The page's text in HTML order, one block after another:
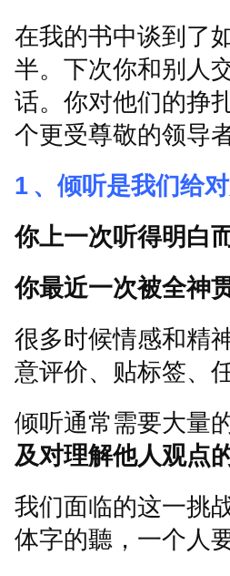
在我的书中谈到了
半。下次你和别人
话。你对他们的挣
个更受尊敬的领导
1 、倾听是我们给
你上一次听得明白
你最近一次被全神
很多时候情感和精
意评价、贴标签、
倾听通常需要大量
及对理解他人观点
我们面临的这一挑
体字的聽，一个人